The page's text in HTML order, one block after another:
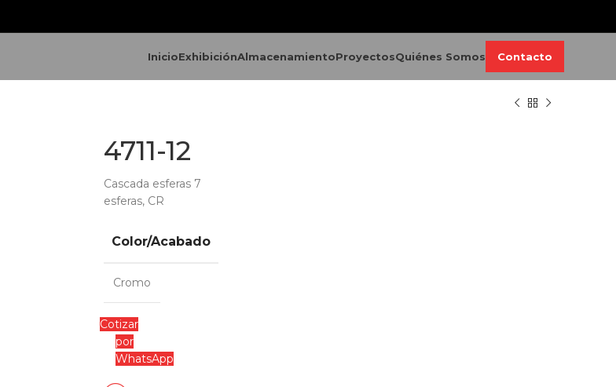
InicioExhibiciónAlmacenamientoProyectosQuiénes Somos Contacto
4711-12
Cascada esferas 7
esferas, CR
Color/Acabado
Cromo
Cotizar
por
WhatsApp